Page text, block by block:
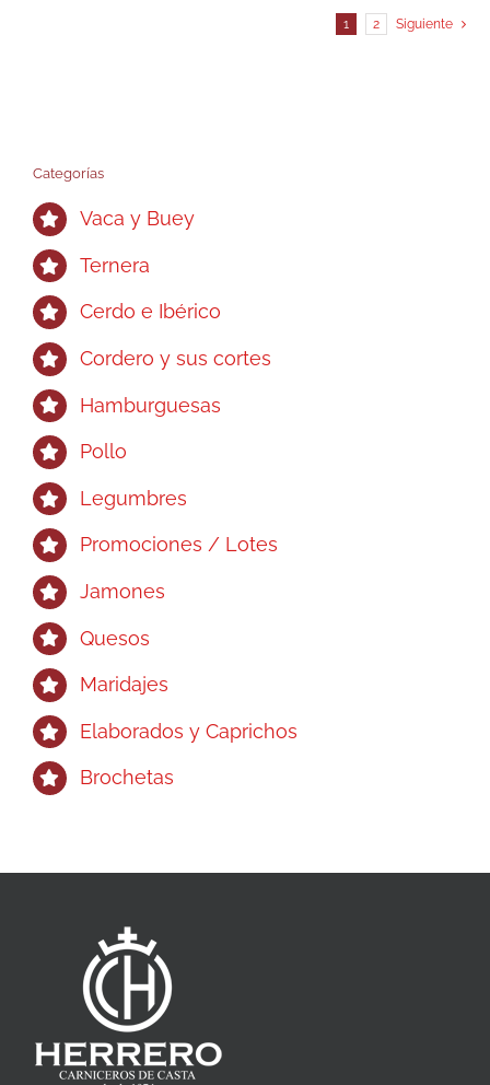
1 2 Siguiente
Categorías
Vaca y Buey
Ternera
Cerdo e Ibérico
Cordero y sus cortes
Hamburguesas
Pollo
Legumbres
Promociones / Lotes
Jamones
Quesos
Maridajes
Elaborados y Caprichos
Brochetas